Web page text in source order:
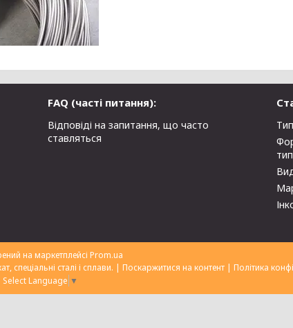
FAQ (часті питання):
Відповіді на запитання, що часто
ставляться
на маркетплейсі Prom.ua
ТОВ "Укрторгекспорт" нержавіючий та кольоровий металопрокат, спеціальні сталі і сплави. | Поскаржитися на контент | Політика
Select Language ▼